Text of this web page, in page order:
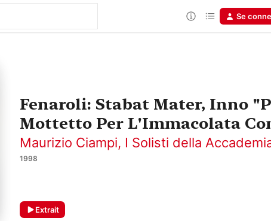
Se
Fenaroli: Stabat Mater, Inno
Mottetto Per L'Immacolata
Maurizio Ciampi, I Solisti della
1998
Extrait